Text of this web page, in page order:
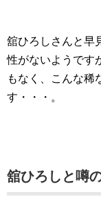
舘ひろしさんと早
性がないようです
もなく、こんな稀
す・・・。
舘ひろしと噂